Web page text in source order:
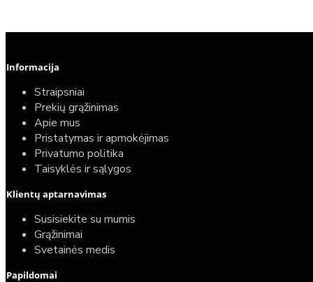
Informacija
Straipsniai
Prekių grąžinimas
Apie mus
Pristatymas ir apmokėjimas
Privatumo politika
Taisyklės ir sąlygos
Klientų aptarnavimas
Susisiekite su mumis
Grąžinimai
Svetainės medis
Papildomai